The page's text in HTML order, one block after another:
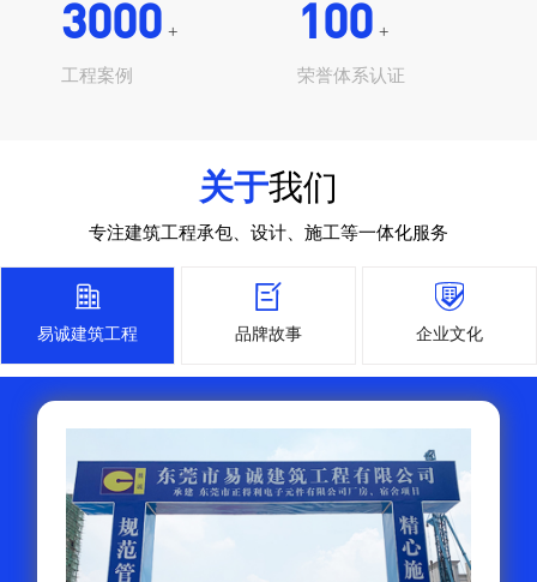
3000 +
工程案例
100 +
荣誉体系认证
关于我们
专注建筑工程承包、设计、施工等一体化服务

易诚建筑工程

品牌故事

企业文化